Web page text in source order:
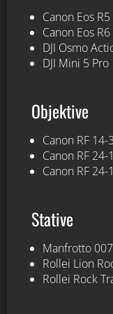
Canon Eos
Canon Eos
DJI Osmo
DJI Mini 5 Pro
Objektive
Canon RF
Canon RF
Canon RF
Stative
Manfrotto
Rollei Lion
Rollei Rock